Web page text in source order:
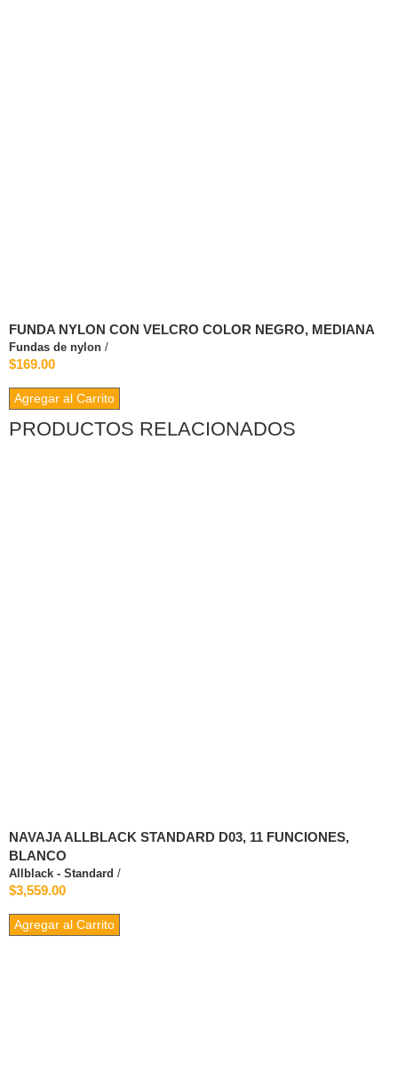
FUNDA NYLON CON VELCRO COLOR NEGRO, MEDIANA
Fundas de nylon /
$169.00
Agregar al Carrito
PRODUCTOS RELACIONADOS
NAVAJA ALLBLACK STANDARD D03, 11 FUNCIONES,
BLANCO
Allblack - Standard /
$3,559.00
Agregar al Carrito